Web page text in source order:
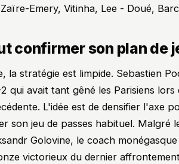
Emery, Vitinha, Lee - Doué,
confirmer son plan de
la stratégie est limpide. Sebastien
qui avait tant gêné les Parisiens lors
L'idée est de densifier l'axe
son jeu de passes habituel. Malgré
Golovine, le coach
victorieux du dernier